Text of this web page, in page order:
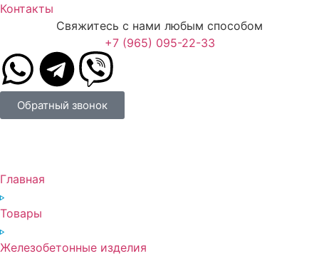
Контакты
Свяжитесь с нами любым способом
+7 (965) 095-22-33
Обратный звонок
Главная
Товары
Железобетонные изделия